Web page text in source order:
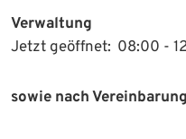
Verwaltung
Klicken, um weitere Öffnungs-
Jetzt geöffnet: 08:00 -
sowie nach Vereinbarung